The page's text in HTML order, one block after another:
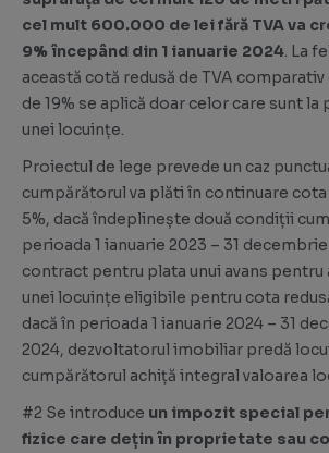
cel mult 600.000 de lei fără TVA va
9% începând din 1 ianuarie 2024. La
această cotă redusă de TVA
de 19% se aplică doar celor care sunt la
unei locuințe.
Proiectul de lege prevede un caz
cumpărătorul va plăti în continuare cota
5%, dacă îndeplinește două condiții
perioada 1 ianuarie 2023 – 31
contract pentru plata unui avans pentru
unei locuințe eligibile pentru cota
dacă în perioada 1 ianuarie 2024 – 31
2024, dezvoltatorul imobiliar predă
cumpărătorul achiță integral valoarea
#2 Se introduce un impozit special
fizice care dețin în proprietate sau